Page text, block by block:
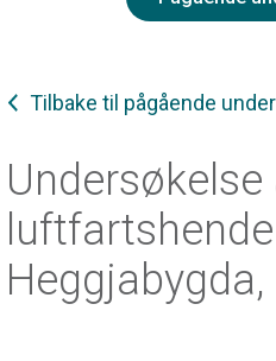
Tilbake til pågående
Undersøkelse
Heggjabygda,